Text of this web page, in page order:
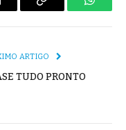
Copiar
ARTIGO
TUDO PRONTO